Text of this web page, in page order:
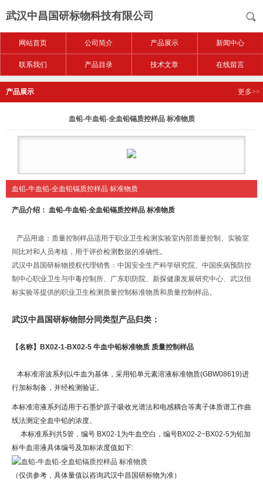
武汉中昌国研标物科技有限公司
网站首页 公司简介 产品展示 新闻中心
联系我们 产品目录 技术文章 在线留言
产品展示 更多>>
血铅-牛血铅-全血铅镉质控样品 标准物质
血铅-牛血铅-全血铅镉质控样品 标准物质
产品介绍： 血铅-牛血铅-全血铅镉质控样品 标准物质
产品用途：质量控制样品适用于职业卫生检测实验室内部质量控制、实验室
间比对和人员考核，用于评价检测数据的准确性。
武汉中昌国研标物授权代理销售：中国安全生产科学研究院、中国疾病预防控
制中心职业卫生与中毒控制所、广东职防院、新探健康发展研究中心、武汉恒
标实验等提供的职业卫生检测质量控制标准物质和质量控制样品。
武汉中昌国研标物部分同类型产品归类：
【名称】 BX02-1-BX02-5 牛血中铅标准物质 质量控制样品
本标准溶波系列以牛血为基体，采用铅单元素溶液标准物质(GBW08619)进
行加标制备，并经检测验证。
本标准溶液系列适用于石墨炉原子吸收光谱法和电感耦合等离子体质谱工作曲
线法测定全血中铅的浓度。
本标准系列共5管，编号 BX02-1为牛血空白，编号BX02-2~BX02-5为铅加
标牛血溶液具体编号及加标浓度值如下:
（仅供参考，具体量值以咨询武汉中昌国研标物为准）